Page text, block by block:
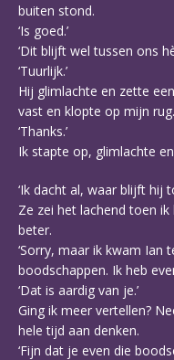
buiten stond.
‘Is goed.’
‘Dit blijft wel tussen ons
‘Tuurlijk.’
Hij glimlachte en zette
vast en klopte op mijn rug.
‘Thanks.’
Ik stapte op, glimlachte
‘Ik dacht al, waar blijft hij
Ze zei het lachend toen
beter.
‘Sorry, maar ik kwam Ian
boodschappen. Ik heb
‘Dat is aardig van je.’
Ging ik meer vertellen?
hele tijd aan denken.
‘Fijn dat je even die